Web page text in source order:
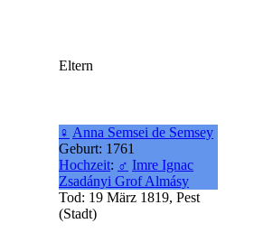
Eltern
♀ Anna Semsei de Semsey
Geburt: 1761
Hochzeit: ♂ Imre Ignac
Zsadányi Grof Almásy
Tod: 19 März 1819, Pest
(Stadt)